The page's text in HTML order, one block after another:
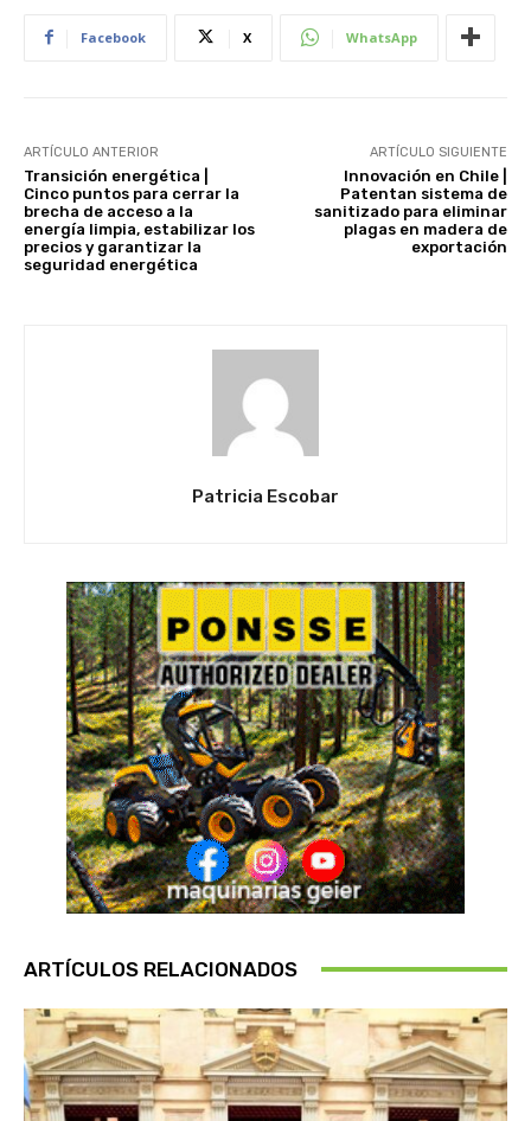
Facebook X WhatsApp
ARTÍCULO ANTERIOR
Transición energética |
Cinco puntos para cerrar la
brecha de acceso a la
energía limpia, estabilizar los
precios y garantizar la
seguridad energética
ARTÍCULO SIGUIENTE
Innovación en Chile |
Patentan sistema de
sanitizado para eliminar
plagas en madera de
exportación
Patricia Escobar
ARTÍCULOS RELACIONADOS